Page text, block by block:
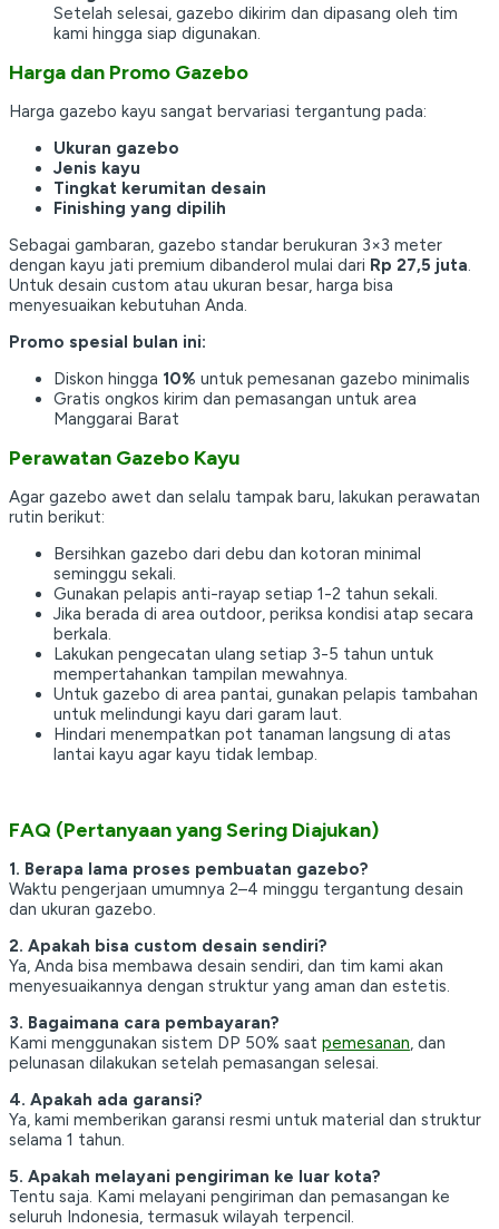
Setelah selesai, gazebo dikirim dan dipasang oleh tim
kami hingga siap digunakan.
Harga dan Promo Gazebo
Harga gazebo kayu sangat bervariasi tergantung pada:
Ukuran gazebo
Jenis kayu
Tingkat kerumitan desain
Finishing yang dipilih
Sebagai gambaran, gazebo standar berukuran 3×3 meter
dengan kayu jati premium dibanderol mulai dari Rp 27,5 juta.
Untuk desain custom atau ukuran besar, harga bisa
menyesuaikan kebutuhan Anda.
Promo spesial bulan ini:
Diskon hingga 10% untuk pemesanan gazebo minimalis
Gratis ongkos kirim dan pemasangan untuk area
Manggarai Barat
Perawatan Gazebo Kayu
Agar gazebo awet dan selalu tampak baru, lakukan perawatan
rutin berikut:
Bersihkan gazebo dari debu dan kotoran minimal
seminggu sekali.
Gunakan pelapis anti-rayap setiap 1-2 tahun sekali.
Jika berada di area outdoor, periksa kondisi atap secara
berkala.
Lakukan pengecatan ulang setiap 3-5 tahun untuk
mempertahankan tampilan mewahnya.
Untuk gazebo di area pantai, gunakan pelapis tambahan
untuk melindungi kayu dari garam laut.
Hindari menempatkan pot tanaman langsung di atas
lantai kayu agar kayu tidak lembap.
FAQ (Pertanyaan yang Sering Diajukan)
1. Berapa lama proses pembuatan gazebo?
Waktu pengerjaan umumnya 2–4 minggu tergantung desain
dan ukuran gazebo.
2. Apakah bisa custom desain sendiri?
Ya, Anda bisa membawa desain sendiri, dan tim kami akan
menyesuaikannya dengan struktur yang aman dan estetis.
3. Bagaimana cara pembayaran?
Kami menggunakan sistem DP 50% saat pemesanan, dan
pelunasan dilakukan setelah pemasangan selesai.
4. Apakah ada garansi?
Ya, kami memberikan garansi resmi untuk material dan struktur
selama 1 tahun.
5. Apakah melayani pengiriman ke luar kota?
Tentu saja. Kami melayani pengiriman dan pemasangan ke
seluruh Indonesia, termasuk wilayah terpencil.